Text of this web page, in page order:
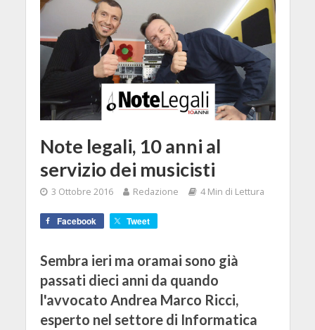
Note legali, 10 anni al
servizio dei musicisti
3 Ottobre 2016 Redazione 4 Min di Lettura
Facebook Tweet
Sembra ieri ma oramai sono già
passati dieci anni da quando
l'avvocato Andrea Marco Ricci,
esperto nel settore di Informatica